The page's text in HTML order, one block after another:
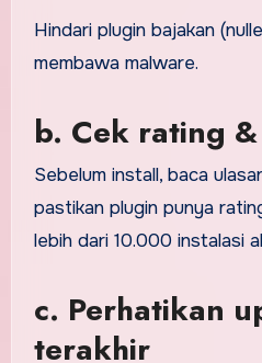
Hindari plugin bajakan
membawa malware.
b. Cek rating
Sebelum install, baca
pastikan plugin punya
lebih dari 10.000 instalasi
c. Perhatikan
terakhir